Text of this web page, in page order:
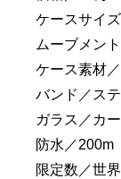
ケースサイ
ムーブメン
ケース素材
バンド／ス
ガラス／カ
防水／200m
限定数／世